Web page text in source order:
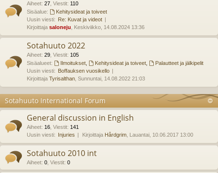
Aiheet: 27 Viestit: 110
Sisäalue:
Kehitysideat ja toiveet
Uusin viesti: Re: Kuvat ja videot
Kirjoittaja saloneju , Keskiviikko, 14.08.2024 13:36
Sotahuuto 2022
Aiheet: 29 Viestit: 105
Sisäalueet:
Ilmoitukset, Kehitysideat ja toiveet,
Palautteet ja jälkipelit
Uusin viesti: Boffauksen vuosikello
Kirjoittaja Tyrisalthan , Sunnuntai, 14.08.2022 21:03
Sotahuuto International Forum
General discussion in English
Aiheet: 16 Viestit: 141
Uusin viesti: Injuries Kirjoittaja Hårdgrim , Lauantai, 10.06.2017 13:00
Sotahuuto 2010 int
Aiheet: 0 Viestit: 0